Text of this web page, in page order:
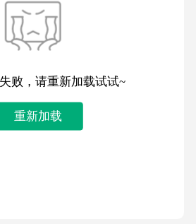
败，请重新加载试试~
重新加载